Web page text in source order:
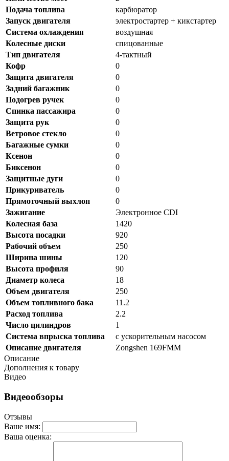
Подача топлива
карбюратор
Запуск двигателя
электростартер + кикстартер
Система охлаждения
воздушная
Колесные диски
спицованные
Тип двигателя
4-тактный
Кофр
0
Защита двигателя
0
Задний багажник
0
Подогрев ручек
0
Спинка пассажира
0
Защита рук
0
Ветровое стекло
0
Багажные сумки
0
Ксенон
0
Биксенон
0
Защитные дуги
0
Прикуриватель
0
Прямоточный выхлоп
0
Зажигание
Электронное CDI
Колесная база
1420
Высота посадки
920
Рабочий объем
250
Ширина шины
120
Высота профиля
90
Диаметр колеса
18
Объем двигателя
250
Объем топливного бака
11.2
Расход топлива
2.2
Число цилиндров
1
Система впрыска топлива
с ускорительным насосом
Описание двигателя
Zongshen 169FMM
Описание
Дополнения к товару
Видео
Видеообзоры
Отзывы
Ваше имя:
Ваша оценка: